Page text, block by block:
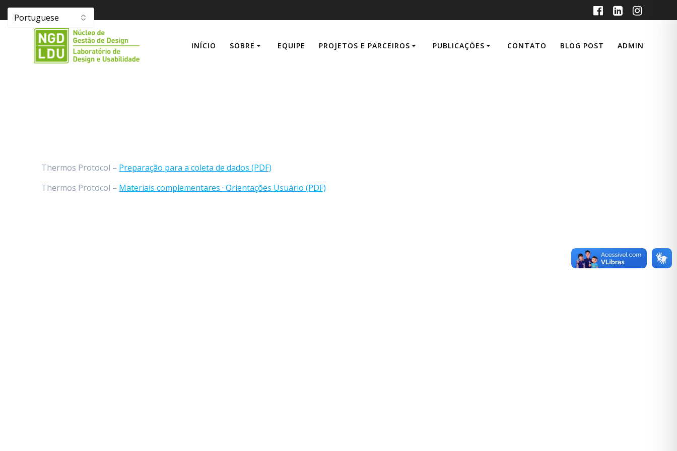
Skip
to
INÍCIO SOBRE EQUIPE PROJETOS E PARCEIROS PUBLICAÇÕES CONTATO BLOG POST ADMIN
Thermos Protocol – Preparação para a coleta de dados (PDF)
Thermos Protocol – Materiais complementares · Orientações Usuário (PDF)